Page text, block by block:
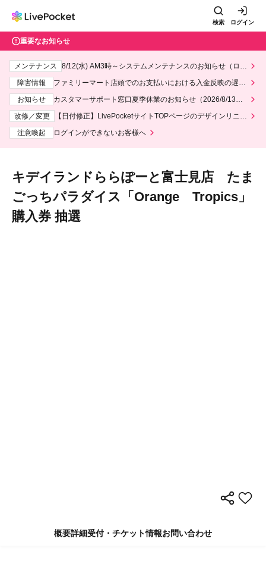
検索 ログイン
重要なお知らせ
メンテナンス
8/12(水) AM3時～システムメンテナンスのお知らせ（ロー
障害情報
ファミリーマート店頭でのお支払いにおける入金反映の遅延
お知らせ
カスタマーサポート窓口夏季休業のお知らせ（2026/8/13～2
026/8/14）
改修／変更
【日付修正】LivePocketサイトTOPページのデザインリニュ
注意喚起
ログインができないお客様へ
キデイランドららぽーと富士見店 たま
ごっちパラダイス「Orange Tropics」
購入券 抽選
概要詳細受付・チケット情報お問い合わせ